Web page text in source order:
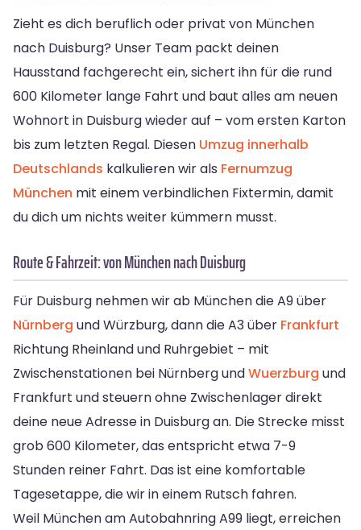
Zieht es dich beruflich oder privat von München
nach Duisburg? Unser Team packt deinen
Hausstand fachgerecht ein, sichert ihn für die rund
600 Kilometer lange Fahrt und baut alles am neuen
Wohnort in Duisburg wieder auf – vom ersten Karton
bis zum letzten Regal. Diesen Umzug innerhalb
Deutschlands kalkulieren wir als Fernumzug
München mit einem verbindlichen Fixtermin, damit
du dich um nichts weiter kümmern musst.
Route & Fahrzeit: von München nach Duisburg
Für Duisburg nehmen wir ab München die A9 über
Nürnberg und Würzburg, dann die A3 über Frankfurt
Richtung Rheinland und Ruhrgebiet – mit
Zwischenstationen bei Nürnberg undWuerzburg und
Frankfurt und steuern ohne Zwischenlager direkt
deine neue Adresse in Duisburg an. Die Strecke misst
grob 600 Kilometer, das entspricht etwa 7-9
Stunden reiner Fahrt. Das ist eine komfortable
Tagesetappe, die wir in einem Rutsch fahren.
Weil München am Autobahnring A99 liegt, erreichen